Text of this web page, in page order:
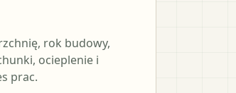
rok budowy,
ocieplenie i
prac.